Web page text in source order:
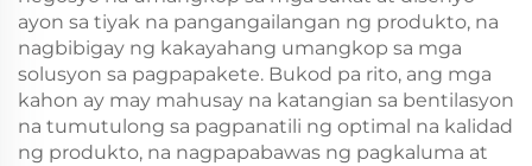
ayon sa tiyak na pangangailangan ng produkto, na
nagbibigay ng kakayahang umangkop sa mga
solusyon sa pagpapakete. Bukod pa rito, ang mga
kahon ay may mahusay na katangian sa bentilasyon
na tumutulong sa pagpanatili ng optimal na kalidad
ng produkto, na nagpapabawas ng pagkaluma at